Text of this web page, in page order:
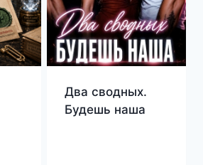
Два сводных.
Будешь наша